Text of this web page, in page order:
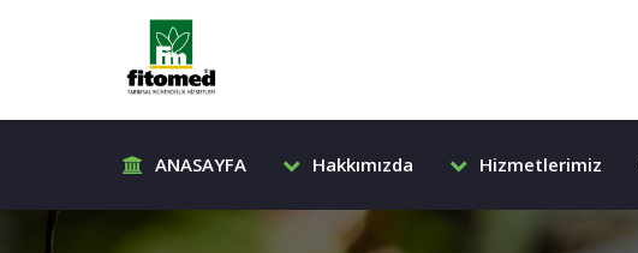
ANASAYFA Hakkımızda Hizmetlerimiz